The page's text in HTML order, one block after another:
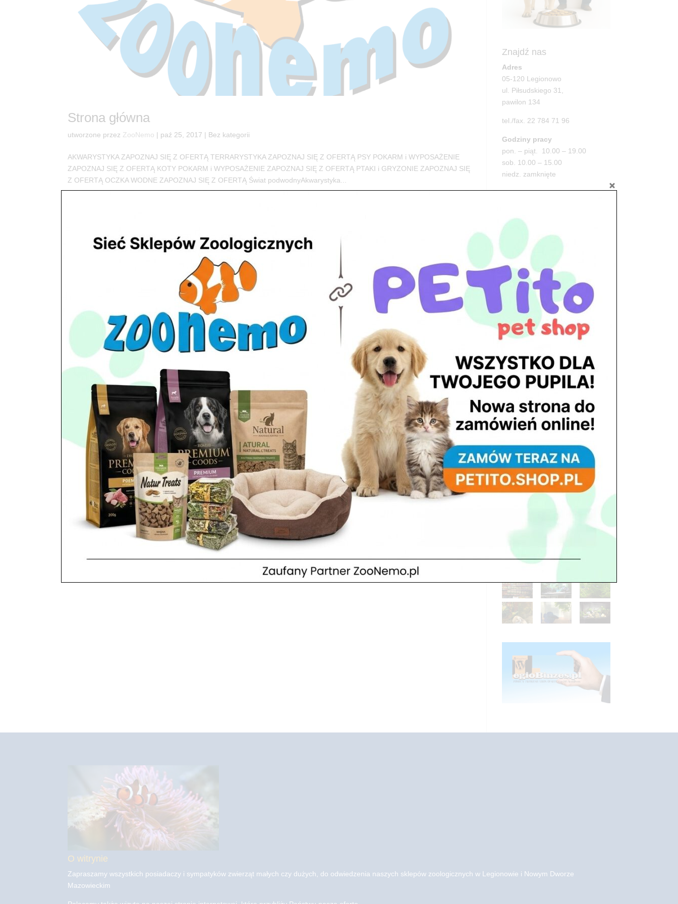
Strona główna
utworzone przez ZooNemo | paź 25, 2017 | Bez kategorii
AKWARYSTYKA ZAPOZNAJ SIĘ Z OFERTĄ TERRARYSTYKA ZAPOZNAJ SIĘ Z OFERTĄ PSY POKARM i WYPOSAŻENIE
ZAPOZNAJ SIĘ Z OFERTĄ KOTY POKARM i WYPOSAŻENIE ZAPOZNAJ SIĘ Z OFERTĄ PTAKI i GRYZONIE ZAPOZNAJ SIĘ
Z OFERTĄ OCZKA WODNE ZAPOZNAJ SIĘ Z OFERTĄ Świat podwodnyAkwarystyka...
Znajdź nas
Adres
05-120 Legionowo
ul. Piłsudskiego 31,
pawilon 134
tel./fax. 22 784 71 96
Godziny pracy
pon. – piąt. 10.00 – 19.00
sob. 10.00 – 15.00
niedz. zamknięte
Adres
ul. Leśna 2
tel. 503 900 215
Godziny pracy
pon. – piąt. 10.00 – 19.00
sob. 8.00 – 15.00
niedz. zamknięte
O witrynie
Zapraszamy wszystkich posiadaczy i sympatyków zwierząt małych czy dużych, do odwiedzenia naszych sklepów zoologicznych w Legionowie i Nowym Dworze
Mazowieckim